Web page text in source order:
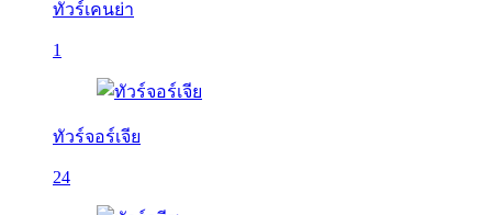
ทัวร์เคนย่า
1
ทัวร์จอร์เจีย
24